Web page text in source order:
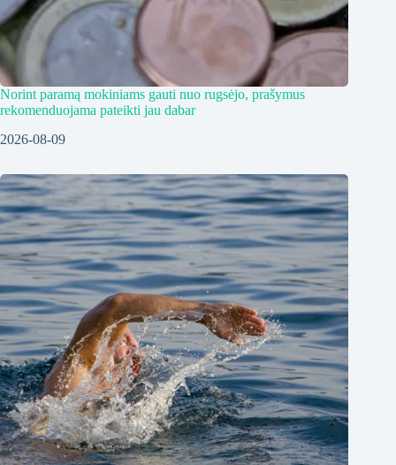
Norint paramą mokiniams gauti nuo rugsėjo, prašymus
rekomenduojama pateikti jau dabar
2026-08-09